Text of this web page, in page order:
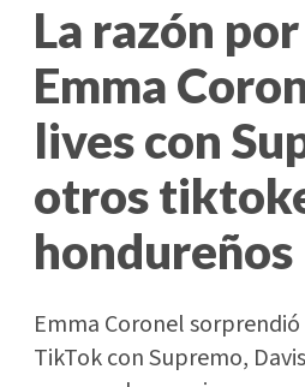
La razón
Emma
lives con
otros
hondureños
Emma Coronel
TikTok con Supremo,